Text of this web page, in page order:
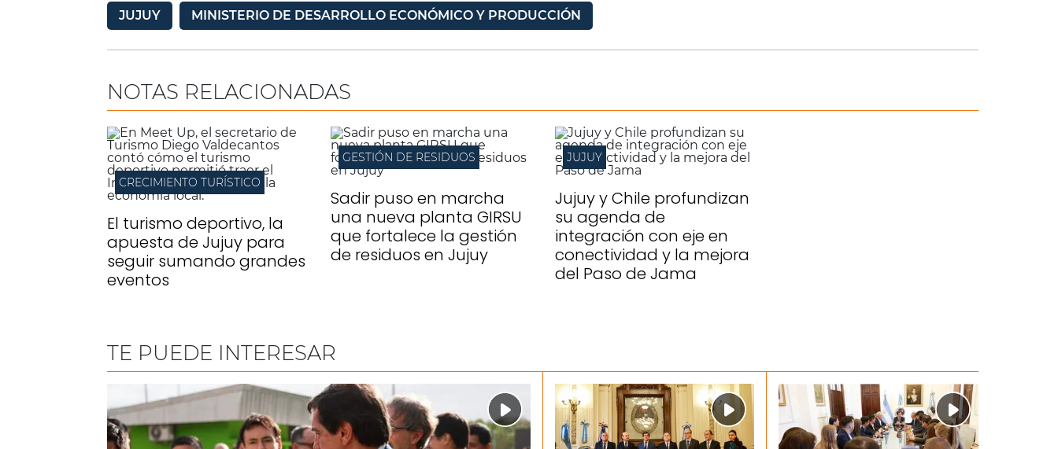
JUJUY MINISTERIO DE DESARROLLO ECONÓMICO Y PRODUCCIÓN
NOTAS RELACIONADAS
CRECIMIENTO TURÍSTICO
El turismo deportivo, la
apuesta de Jujuy para
seguir sumando grandes
eventos
GESTIÓN DE RESIDUOS
Sadir puso en marcha
una nueva planta GIRSU
que fortalece la gestión
de residuos en Jujuy
JUJUY
Jujuy y Chile profundizan
su agenda de
integración con eje en
conectividad y la mejora
del Paso de Jama
TE PUEDE INTERESAR